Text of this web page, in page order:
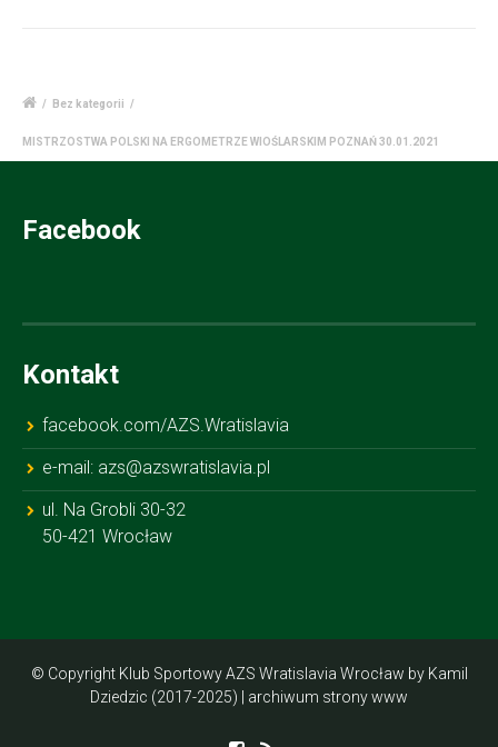
/ Bez kategorii /
MISTRZOSTWA POLSKI NA ERGOMETRZE WIOŚLARSKIM POZNAŃ 30.01.2021
Facebook
Kontakt
facebook.com/AZS.Wratislavia
e-mail: azs@azswratislavia.pl
ul. Na Grobli 30-32
50-421 Wrocław
© Copyright Klub Sportowy AZS Wratislavia Wrocław by Kamil
Dziedzic (2017-2025) | archiwum strony www